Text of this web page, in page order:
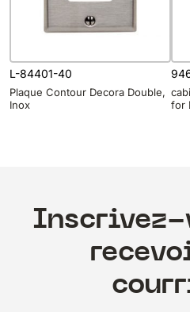
L-84401-40
Plaque Contour Decora Double,
Inox
for
Inscrivez-